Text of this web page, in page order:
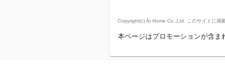
Copyright(c) At Home Co.,Ltd. このサイトに掲
本ページはプロモーションが含ま